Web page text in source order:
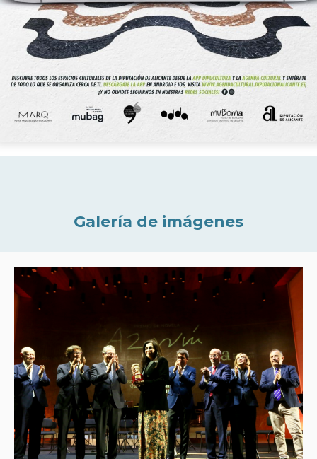
Galería de imágenes